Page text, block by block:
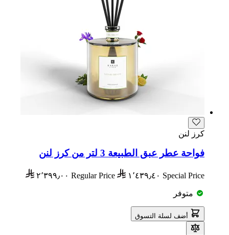
كرز لنن
فواحة عطر عبق الطبيعة 3 لتر من كرز لنن
Special Price ١٬٤٣٩٫٤٠ Regular Price ٢٬٣٩٩٫٠٠
متوفر
أضف لسلة التسوق